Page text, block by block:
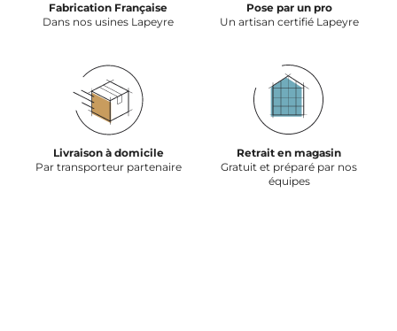
Fabrication Française
Dans nos usines Lapeyre
Pose par un pro
Un artisan certifié Lapeyre
Livraison à domicile
Par transporteur partenaire
Retrait en magasin
Gratuit et préparé par nos
équipes